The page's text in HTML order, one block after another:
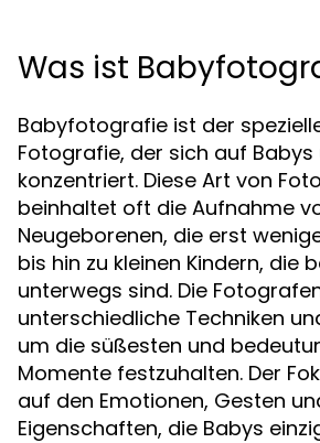
Was ist
Babyfotografie ist der
Fotografie, der sich auf Babys
konzentriert. Diese Art von
beinhaltet oft die Aufnahme
Neugeborenen, die erst
bis hin zu kleinen Kindern, die
unterwegs sind. Die
unterschiedliche Techniken
um die süßesten und
Momente festzuhalten. Der
auf den Emotionen, Gesten
Eigenschaften, die Babys